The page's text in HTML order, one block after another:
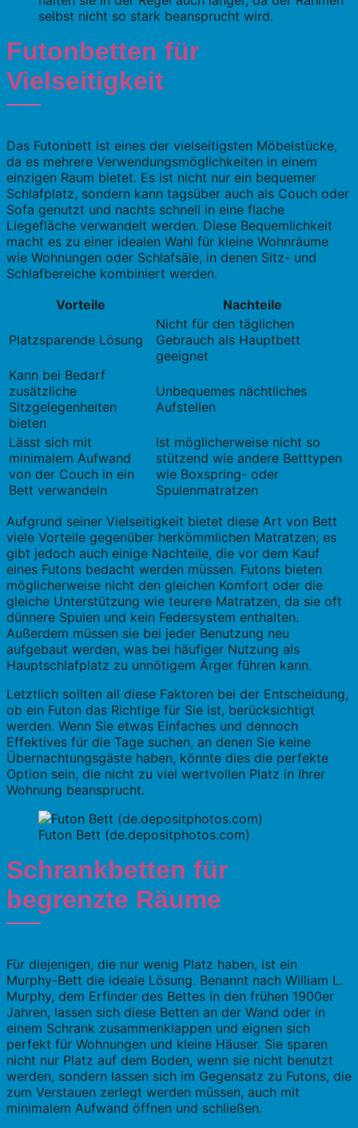
selbst nicht so stark beansprucht wird.
Futonbetten für
Vielseitigkeit
Das Futonbett ist eines der vielseitigsten Möbelstücke,
da es mehrere Verwendungsmöglichkeiten in einem
einzigen Raum bietet. Es ist nicht nur ein bequemer
Schlafplatz, sondern kann tagsüber auch als Couch oder
Sofa genutzt und nachts schnell in eine flache
Liegefläche verwandelt werden. Diese Bequemlichkeit
macht es zu einer idealen Wahl für kleine Wohnräume
wie Wohnungen oder Schlafsäle, in denen Sitz- und
Schlafbereiche kombiniert werden.
Vorteile
Nachteile
Platzsparende Lösung
Nicht für den täglichen
Gebrauch als Hauptbett
geeignet
Kann bei Bedarf
zusätzliche
Sitzgelegenheiten
bieten
Unbequemes nächtliches
Aufstellen
Lässt sich mit
minimalem Aufwand
von der Couch in ein
Bett verwandeln
Ist möglicherweise nicht so
stützend wie andere Betttypen
wie Boxspring- oder
Spulenmatratzen
Aufgrund seiner Vielseitigkeit bietet diese Art von Bett
viele Vorteile gegenüber herkömmlichen Matratzen; es
gibt jedoch auch einige Nachteile, die vor dem Kauf
eines Futons bedacht werden müssen. Futons bieten
möglicherweise nicht den gleichen Komfort oder die
gleiche Unterstützung wie teurere Matratzen, da sie oft
dünnere Spulen und kein Federsystem enthalten.
Außerdem müssen sie bei jeder Benutzung neu
aufgebaut werden, was bei häufiger Nutzung als
Hauptschlafplatz zu unnötigem Ärger führen kann.
Letztlich sollten all diese Faktoren bei der Entscheidung,
ob ein Futon das Richtige für Sie ist, berücksichtigt
werden. Wenn Sie etwas Einfaches und dennoch
Effektives für die Tage suchen, an denen Sie keine
Übernachtungsgäste haben, könnte dies die perfekte
Option sein, die nicht zu viel wertvollen Platz in Ihrer
Wohnung beansprucht.
Futon Bett (de.depositphotos.com)
Schrankbetten für
begrenzte Räume
Für diejenigen, die nur wenig Platz haben, ist ein
Murphy-Bett die ideale Lösung. Benannt nach William L.
Murphy, dem Erfinder des Bettes in den frühen 1900er
Jahren, lassen sich diese Betten an der Wand oder in
einem Schrank zusammenklappen und eignen sich
perfekt für Wohnungen und kleine Häuser. Sie sparen
nicht nur Platz auf dem Boden, wenn sie nicht benutzt
werden, sondern lassen sich im Gegensatz zu Futons, die
zum Verstauen zerlegt werden müssen, auch mit
minimalem Aufwand öffnen und schließen.